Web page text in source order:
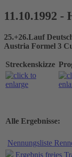
11.10.1992 -
25.+26.Lauf
Austria Formel 3
Streckenskizze
Alle Ergebnisse:
Nennungsliste
Ergebnis freies